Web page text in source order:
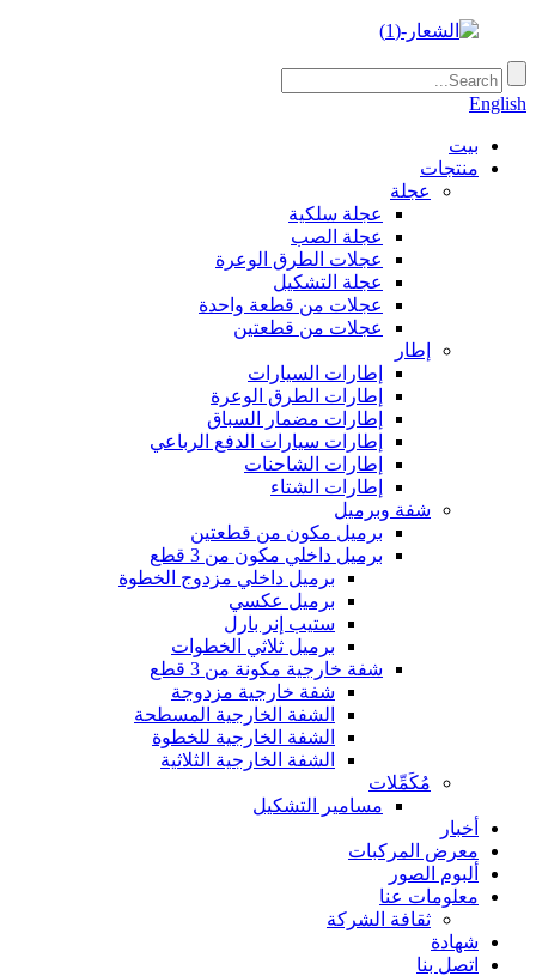
English
بيت
منتجات
عجلة
عجلة سلكية
عجلة الصب
عجلات الطرق الوعرة
عجلة التشكيل
عجلات من قطعة واحدة
عجلات من قطعتين
إطار
إطارات السيارات
إطارات الطرق الوعرة
إطارات مضمار السباق
إطارات سيارات الدفع الرباعي
إطارات الشاحنات
إطارات الشتاء
شفة وبرميل
برميل مكون من قطعتين
برميل داخلي مكون من 3 قطع
برميل داخلي مزدوج الخطوة
برميل عكسي
ستيب إنر بارل
برميل ثلاثي الخطوات
شفة خارجية مكونة من 3 قطع
شفة خارجية مزدوجة
الشفة الخارجية المسطحة
الشفة الخارجية للخطوة
الشفة الخارجية الثلاثية
مُكَمِّلات
مسامير التشكيل
أخبار
معرض المركبات
ألبوم الصور
معلومات عنا
ثقافة الشركة
شهادة
اتصل بنا